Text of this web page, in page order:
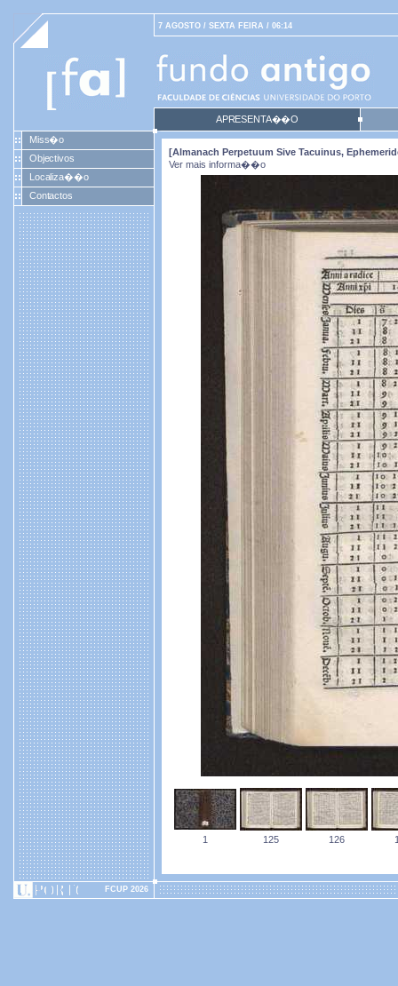
7 AGOSTO / SEXTA FEIRA / 06:14
APRESENTA��O
Miss�o
Objectivos
Localiza��o
Contactos
[Almanach Perpetuum Sive Tacuinus,
Ver mais informa��o
1 125 126
FCUP 2026